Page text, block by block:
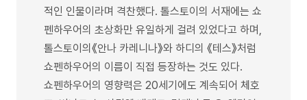
적인 인물이라며 격찬했다. 톨스토이의 서재에는 쇼
펜하우어의 초상화만 유일하게 걸려 있었다고 하며,
톨스토이의《안나 카레니나》와 하디의 《테스》처럼
쇼펜하우어의 이름이 직접 등장하는 것도 있다.
쇼펜하우어의 영향력은 20세기에도 계속되어 체호